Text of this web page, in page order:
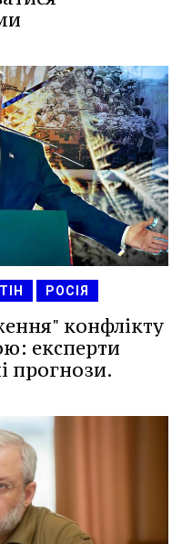
РОСІЯ
конфлікту
експерти
прогнози.